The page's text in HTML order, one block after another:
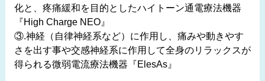
化と、疼痛緩和を目的としたハイトーン通電療法機器
『High Charge NEO』
③.神経（自律神経系など）に作用し、痛みや動きやす
さを出す事や交感神経系に作用して全身のリラックスが
得られる微弱電流療法機器『ElesAs』